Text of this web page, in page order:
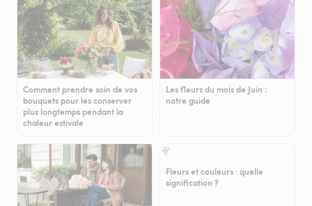
Comment prendre soin de vos
bouquets pour les conserver
plus longtemps pendant la
chaleur estivale
Les fleurs du mois de Juin :
notre guide
Fleurs et couleurs : quelle
signification ?